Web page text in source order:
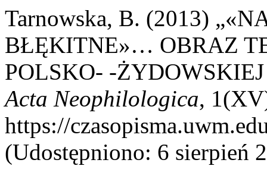
Tarnowska, B. (2013)
BŁĘKITNE»… OBRAZ
POLSKO- -
Acta Neophilologica,
https://
(Udostępniono: 6 sierpień